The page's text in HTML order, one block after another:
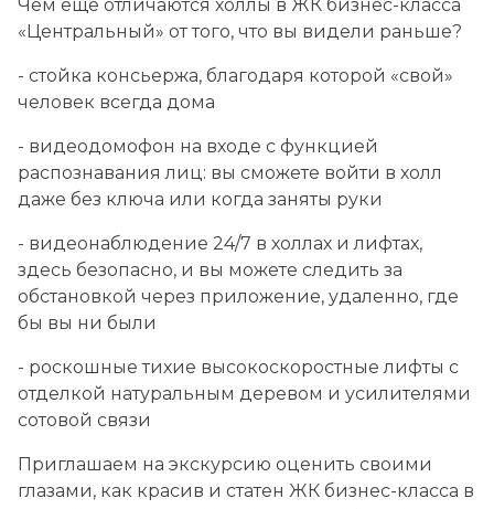
Чем еще отличаются холлы в ЖК бизнес-класса
«Центральный» от того, что вы видели раньше?
- стойка консьержа, благодаря которой «свой»
человек всегда дома
- видеодомофон на входе с функцией
распознавания лиц: вы сможете войти в холл
даже без ключа или когда заняты руки
- видеонаблюдение 24/7 в холлах и лифтах,
здесь безопасно, и вы можете следить за
обстановкой через приложение, удаленно, где
бы вы ни были
- роскошные тихие высокоскоростные лифты с
отделкой натуральным деревом и усилителями
сотовой связи
Приглашаем на экскурсию оценить своими
глазами, как красив и статен ЖК бизнес-класса в
ЖК "Парадный"
ЖК "Огни Анапы"
ЖК "Раз Два Три"
г. Анапа
ЖК "Тургеневский квартал"
г. Анапа
ЖК "Некрасовский"